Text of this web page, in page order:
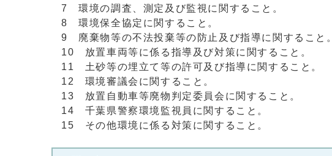
7 環境の調査、測定及び監視に関すること。
8 環境保全協定に関すること。
9 廃棄物等の不法投棄等の防止及び指導に関すること。
10 放置車両等に係る指導及び対策に関すること。
11 土砂等の埋立て等の許可及び指導に関すること。
12 環境審議会に関すること。
13 放置自動車等廃物判定委員会に関すること。
14 千葉県警察環境監視員に関すること。
15 その他環境に係る対策に関すること。